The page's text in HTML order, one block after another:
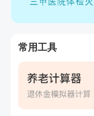
7分钟前
刚刚
常用工具